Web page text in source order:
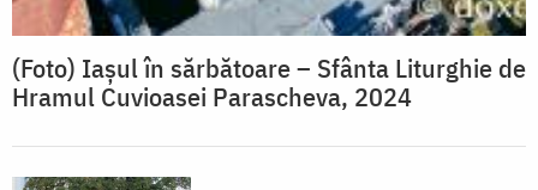
(Foto) Iașul în sărbătoare – Sfânta Liturghie de
Hramul Cuvioasei Parascheva, 2024